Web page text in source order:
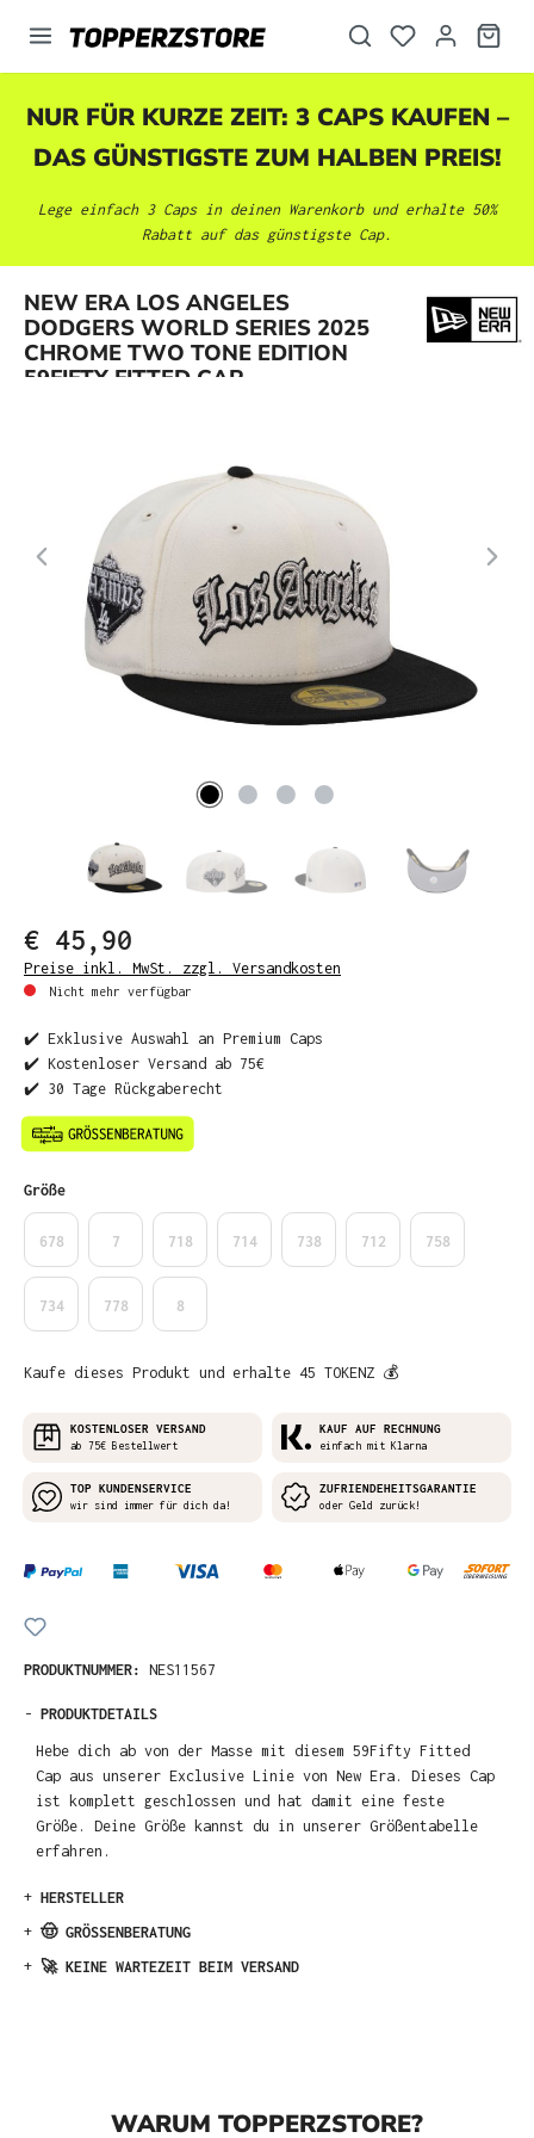
springen
NUR FÜR KURZE ZEIT: 3 CAPS KAUFEN –
DAS GÜNSTIGSTE ZUM HALBEN PREIS!
Lege einfach 3 Caps in deinen Warenkorb und erhalte 50%
Rabatt auf das günstigste Cap.
NEW ERA LOS ANGELES
DODGERS WORLD SERIES 2025
CHROME TWO TONE EDITION
59FIFTY FITTED CAP
Bildergalerie überspringen
€ 45,90
Preise inkl. MwSt. zzgl. Versandkosten
Nicht mehr verfügbar
✔️ Exklusive Auswahl an Premium Caps
✔️ Kostenloser Versand ab 75€
✔️ 30 Tage Rückgaberecht
Größeauswählen
678 7 718 714 738 712 758
734 778 8
Kaufe dieses Produkt und erhalte 45 TOKENZ 💰
KOSTENLOSER VERSAND
ab 75€ Bestellwert
KAUF AUF RECHNUNG
einfach mit Klarna
TOP KUNDENSERVICE
wir sind immer für dich da!
ZUFRIENDEHEITSGARANTIE
oder Geld zurück!
PRODUKTNUMMER: NES11567
- PRODUKTDETAILS
Hebe dich ab von der Masse mit diesem 59Fifty Fitted
Cap aus unserer Exclusive Linie von New Era. Dieses Cap
ist komplett geschlossen und hat damit eine feste
Größe. Deine Größe kannst du in unserer Größentabelle
erfahren.
+ HERSTELLER
+ 🤠 GRÖSSENBERATUNG
+ 🚀 KEINE WARTEZEIT BEIM VERSAND
WARUM TOPPERZSTORE?